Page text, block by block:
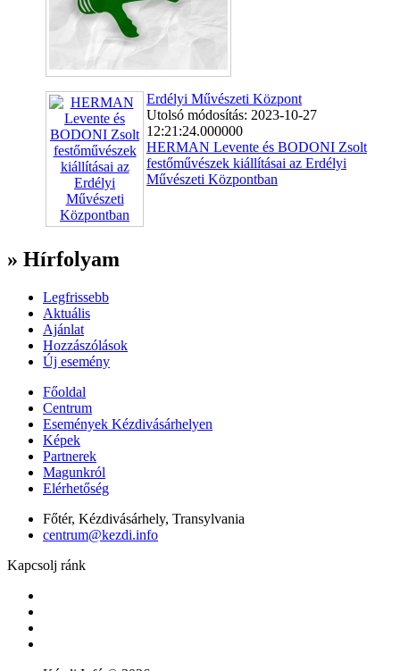
Erdélyi Művészeti Központ
Utolsó módosítás: 2023-10-27
12:21:24.000000
HERMAN Levente és BODONI Zsolt
festőművészek kiállításai az Erdélyi
Művészeti Központban
» Hírfolyam
Legfrissebb
Aktuális
Ajánlat
Hozzászólások
Új esemény
Főoldal
Centrum
Események Kézdivásárhelyen
Képek
Partnerek
Magunkról
Elérhetőség
Főtér, Kézdivásárhely, Transylvania
centrum@kezdi.info
Kapcsolj ránk